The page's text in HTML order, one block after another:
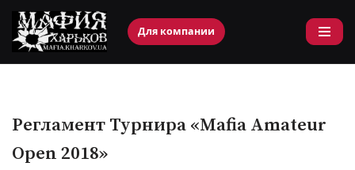
Перейти
к
Для компании
Регламент Турнира «Mafia Amateur
Open 2018»